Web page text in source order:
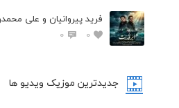
فرید پیروانیان و علی
0
0
جدیدترین موزیک ویدیو ها